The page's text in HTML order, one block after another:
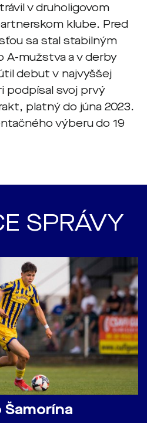
v druholigovom
klube. Pred
sa stal stabilným
A-mužstva a v derby
debut v najvyššej
podpísal svoj prvý
platný do júna 2023.
výberu do 19
SPRÁVY
Šamorína